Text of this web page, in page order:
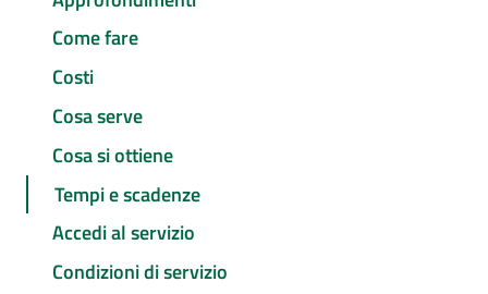
Come fare
Costi
Cosa serve
Cosa si ottiene
Tempi e scadenze
Accedi al servizio
Condizioni di servizio